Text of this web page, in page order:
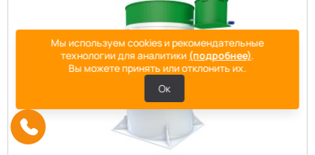
Мы используем cookies и рекомендательные
технологии для аналитики (подробнее).
Вы можете принять или отклонить их.
Ок